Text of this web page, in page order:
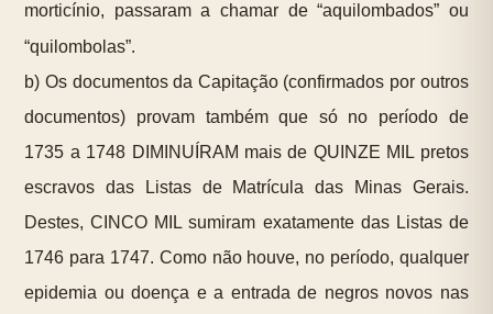
morticínio, passaram a chamar de “aquilombados” ou
“quilombolas”.
b) Os documentos da Capitação (confirmados por outros
documentos) provam também que só no período de
1735 a 1748 DIMINUÍRAM mais de QUINZE MIL pretos
escravos das Listas de Matrícula das Minas Gerais.
Destes, CINCO MIL sumiram exatamente das Listas de
1746 para 1747. Como não houve, no período, qualquer
epidemia ou doença e a entrada de negros novos nas